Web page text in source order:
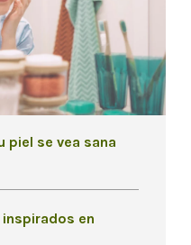
piel se vea sana
en